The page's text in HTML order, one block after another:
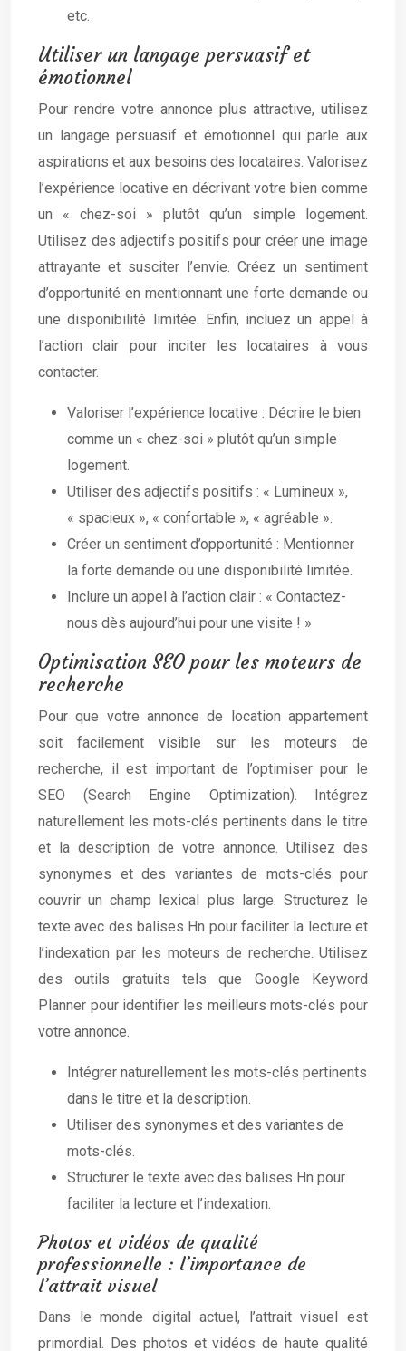
etc.
Utiliser un langage persuasif et
émotionnel
Pour rendre votre annonce plus attractive, utilisez
un langage persuasif et émotionnel qui parle aux
aspirations et aux besoins des locataires. Valorisez
l’expérience locative en décrivant votre bien comme
un « chez-soi » plutôt qu’un simple logement.
Utilisez des adjectifs positifs pour créer une image
attrayante et susciter l’envie. Créez un sentiment
d’opportunité en mentionnant une forte demande ou
une disponibilité limitée. Enfin, incluez un appel à
l’action clair pour inciter les locataires à vous
contacter.
Valoriser l’expérience locative : Décrire le bien
comme un « chez-soi » plutôt qu’un simple
logement.
Utiliser des adjectifs positifs : « Lumineux »,
« spacieux », « confortable », « agréable ».
Créer un sentiment d’opportunité : Mentionner
la forte demande ou une disponibilité limitée.
Inclure un appel à l’action clair : « Contactez-
nous dès aujourd’hui pour une visite ! »
Optimisation SEO pour les moteurs de
recherche
Pour que votre annonce de location appartement
soit facilement visible sur les moteurs de
recherche, il est important de l’optimiser pour le
SEO (Search Engine Optimization). Intégrez
naturellement les mots-clés pertinents dans le titre
et la description de votre annonce. Utilisez des
synonymes et des variantes de mots-clés pour
couvrir un champ lexical plus large. Structurez le
texte avec des balises Hn pour faciliter la lecture et
l’indexation par les moteurs de recherche. Utilisez
des outils gratuits tels que Google Keyword
Planner pour identifier les meilleurs mots-clés pour
votre annonce.
Intégrer naturellement les mots-clés pertinents
dans le titre et la description.
Utiliser des synonymes et des variantes de
mots-clés.
Structurer le texte avec des balises Hn pour
faciliter la lecture et l’indexation.
Photos et vidéos de qualité
professionnelle : l’importance de
l’attrait visuel
Dans le monde digital actuel, l’attrait visuel est
primordial. Des photos et vidéos de haute qualité